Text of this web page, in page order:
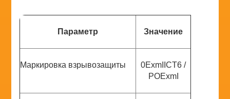
Параметр Значение
Маркировка взрывозащиты
0ExmIICT6 /
РОExmI